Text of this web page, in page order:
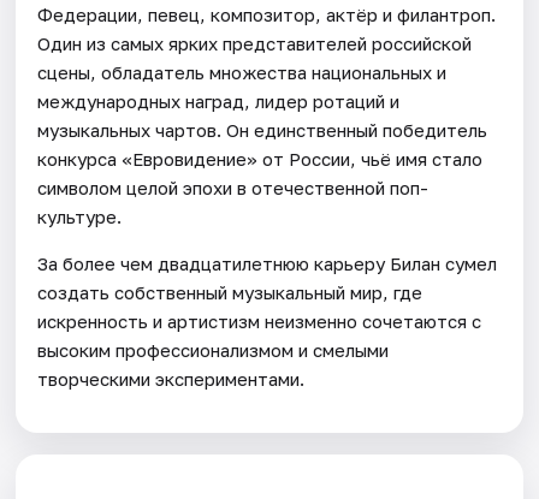
Федерации, певец, композитор, актёр и филантроп.
Один из самых ярких представителей российской
сцены, обладатель множества национальных и
международных наград, лидер ротаций и
музыкальных чартов. Он единственный победитель
конкурса «Евровидение» от России, чьё имя стало
символом целой эпохи в отечественной поп-
культуре.
За более чем двадцатилетнюю карьеру Билан сумел
создать собственный музыкальный мир, где
искренность и артистизм неизменно сочетаются с
высоким профессионализмом и смелыми
творческими экспериментами.